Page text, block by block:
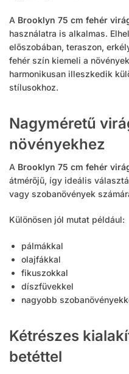
A Brooklyn 75 cm fehér
használatra is alkalmas.
előszobában, teraszon,
fehér szín kiemeli a
harmonikusan illeszkedik
stílusokhoz.
Nagyméretű
növényekhez
A Brooklyn 75 cm fehér
átmérőjű, így ideális
vagy szobanövények
Különösen jól mutat például:
pálmákkal
olajfákkal
fikuszokkal
díszfüvekkel
nagyobb
Kétrészes
betéttel